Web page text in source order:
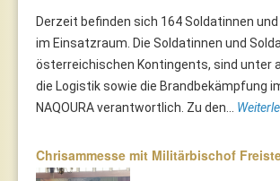
Derzeit befinden sich 164 Soldatinnen
im Einsatzraum. Die Soldatinnen und
österreichischen Kontingents, sind unter
die Logistik sowie die Brandbekämpfung
NAQOURA verantwortlich. Zu den...
Chrisammesse mit Militärbischof